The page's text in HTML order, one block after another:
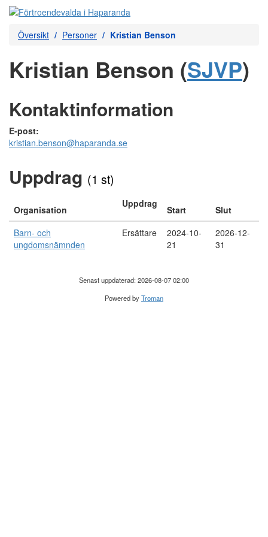
Översikt Personer Kristian Benson
Kristian Benson (SJVP)
Kontaktinformation
E-post:
kristian.benson@haparanda.se
Uppdrag (1 st)
Organisation
Uppdrag
Start
Slut
Barn- och
ungdomsnämnden
Ersättare
2024-10-
21
2026-12-
31
Senast uppdaterad: 2026-08-07 02:00
Powered byTroman